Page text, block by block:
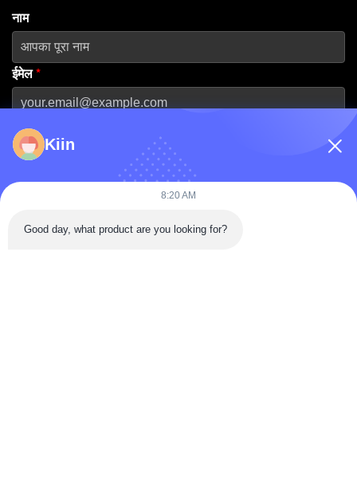
नाम
ईमेल*
फ़ोन नंबर
कंपनी का नाम
Kiin
8:20 AM
Good day, what product are you looking for?